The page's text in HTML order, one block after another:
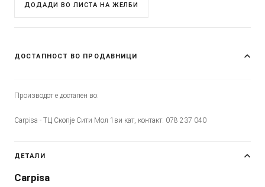
ДОДАДИ ВО ЛИСТА НА ЖЕЛБИ
ДОСТАПНОСТ ВО ПРОДАВНИЦИ
Производот е достапен во:
Carpisa - ТЦ Скопје Сити Мол 1ви кат, контакт: 078 237 040
ДЕТАЛИ
Carpisa